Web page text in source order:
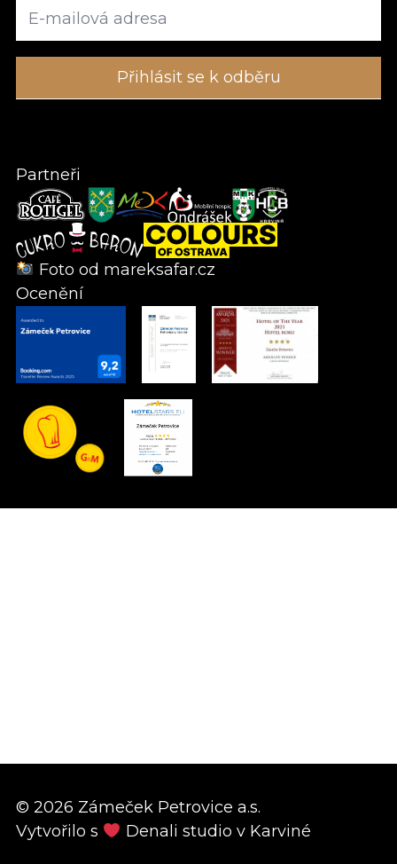
Partneři
Foto od mareksafar.cz
Ocenění
© 2026 Zámeček Petrovice a.s.
Vytvořilo s
Denali studio v Karviné